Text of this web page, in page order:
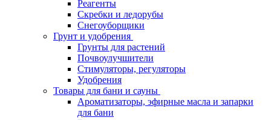
Реагенты
Скребки и ледорубы
Снегоуборщики
Грунт и удобрения
Грунты для растений
Почвоулучшители
Стимуляторы, регуляторы
Удобрения
Товары для бани и сауны
Ароматизаторы, эфирные масла и запарки
для бани